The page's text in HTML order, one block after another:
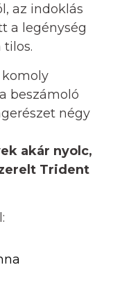
az indoklás
a legénység
beszámoló
négy
akár nyolc,
Trident